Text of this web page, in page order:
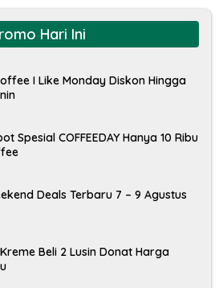
Hari Ini
I Like Monday Diskon Hingga
Spesial COFFEEDAY Hanya 10 Ribu
Deals Terbaru 7 – 9 Agustus
Beli 2 Lusin Donat Harga